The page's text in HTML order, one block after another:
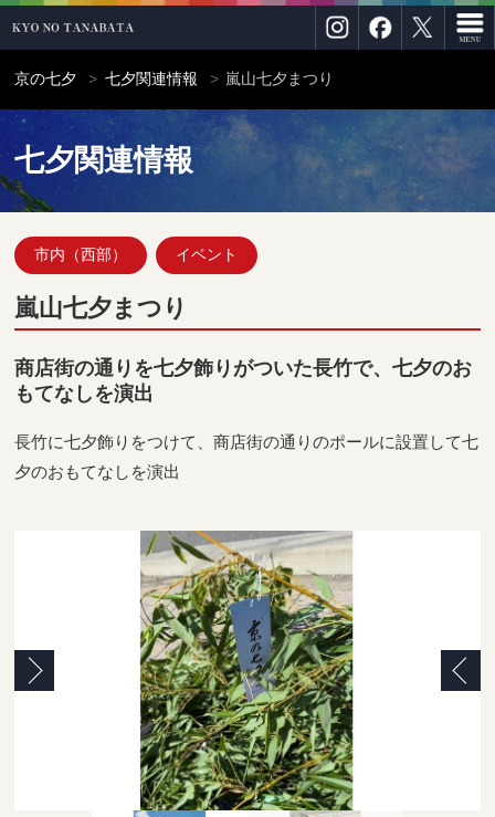
京の七夕 七夕関連情報 嵐山七夕まつり
七夕関連情報
市内（西部） イベント
嵐山七夕まつり
商店街の通りを七夕飾りがついた長竹で、七夕のお
もてなしを演出
長竹に七夕飾りをつけて、商店街の通りのポールに設置して七
夕のおもてなしを演出